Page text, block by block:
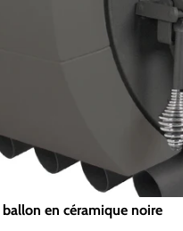
en céramique noire